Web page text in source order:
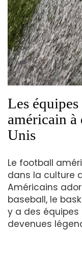
Les
américain
Unis
Le football
dans la culture
Américains
baseball, le
y a des
devenues